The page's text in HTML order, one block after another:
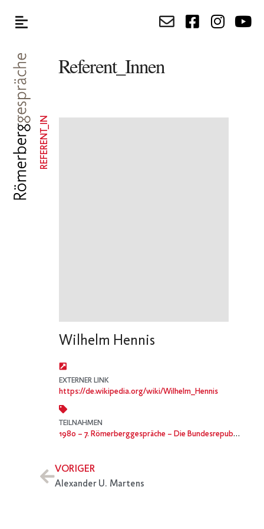
Referent_Innen
REFERENT_IN
Wilhelm Hennis
EXTERNER LINK
https://de.wikipedia.org/wiki/Wilhelm_Hennis
TEILNAHMEN
1980 – 7. Römerberggespräche – Die Bundesrepublik Deutschland – Republik ohne Bürger?
VORIGER
Alexander U. Martens